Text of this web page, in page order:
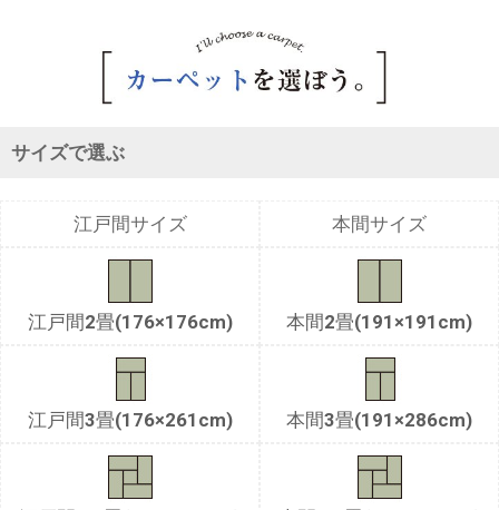
サイズで選ぶ
江戸間サイズ 本間サイズ
江戸間2畳(176×176cm) 本間2畳(191×191cm)
江戸間3畳(176×261cm) 本間3畳(191×286cm)